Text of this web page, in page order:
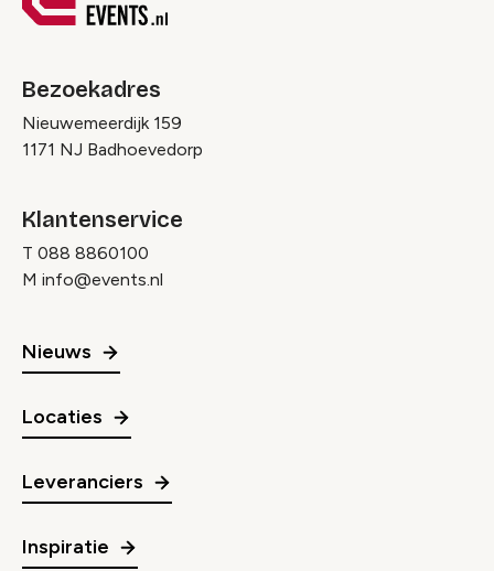
Bezoekadres
Nieuwemeerdijk 159
1171 NJ Badhoevedorp
Klantenservice
T 088 8860100
M info@events.nl
Nieuws
Locaties
Leveranciers
Inspiratie